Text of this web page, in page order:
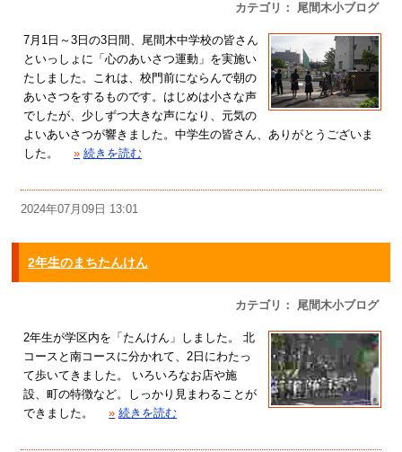
カテゴリ： 尾間木小ブログ
7月1日～3日の3日間、尾間木中学校の皆さん
といっしょに「心のあいさつ運動」を実施い
たしました。これは、校門前にならんで朝の
あいさつをするものです。はじめは小さな声
でしたが、少しずつ大きな声になり、元気の
よいあいさつが響きました。中学生の皆さん、ありがとうございま
した。
» 続きを読む
2024年07月09日 13:01
2年生のまちたんけん
カテゴリ： 尾間木小ブログ
2年生が学区内を「たんけん」しました。 北
コースと南コースに分かれて、2日にわたっ
て歩いてきました。 いろいろなお店や施
設、町の特徴など。しっかり見まわることが
できました。
» 続きを読む